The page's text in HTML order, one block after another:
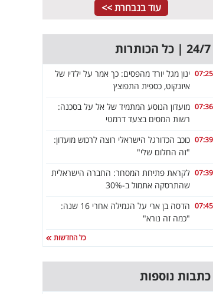
עוד בנבחרת >>
24/7 | כל הכותרות
07:25 ינון מגל יורד מהפסים: כך אמר על ילדיו של
איזנקוט, כספית התפוצץ
07:36 מועדון הנוסע המתמיד של אל על בסכנה:
רשות המסים בצעד דרמטי
07:39 כוכב הכדורגל הישראלי רוצה לרכוש מועדון:
"זה החלום שלי"
07:39 לקראת פתיחת המסחר: החברה הישראלית
שהתרסקה אתמול ב-30%
07:45
הדסה בן ארי על הגמילה אחרי 16 שנה:
"כמה זה נורא"
כל החדשות
כתבות נוספות